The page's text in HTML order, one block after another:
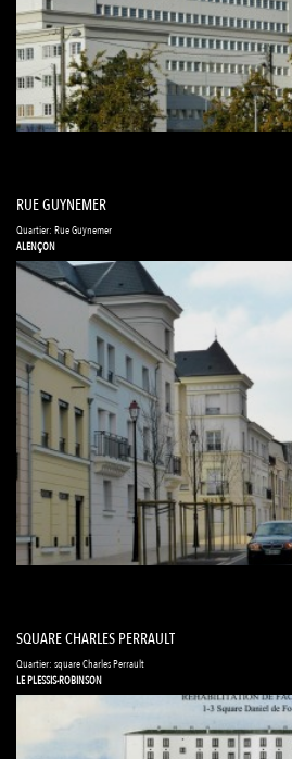
RUE GUYNEMER
Quartier: Rue Guynemer
ALENÇON
SQUARE CHARLES PERRAULT
Quartier: square Charles Perrault
LE PLESSIS-ROBINSON